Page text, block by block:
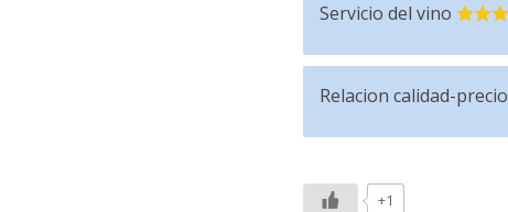
Servicio del vino
Relacion calidad-precio
+1